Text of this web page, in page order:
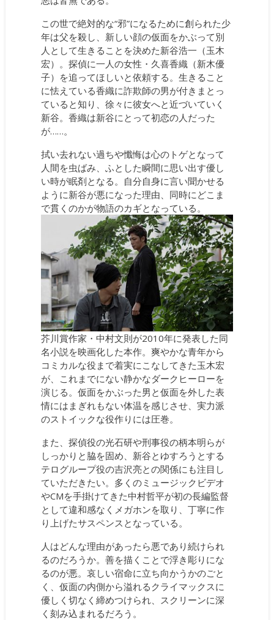
この世で絶対的な“邪”になるために創られた少
年は父を殺し、新しい顔の仮面をかぶって別
人として生きることを決めた新谷浩一（玉木
宏）。探偵に一人の女性・久喜香織（新木優
子）を追ってほしいと依頼する。生きること
に怯えている香織に詐欺師の男が付きまとっ
ていると知り、徐々に彼女へと近づいていく
新谷。香織は新谷にとって初恋の人だった
が……。
拭い去れない過ちや懺悔は心のトゲとなって
人間を虫ばみ、ふとした瞬間に思い出す優し
い時が眠剤となる。自分自身に言い聞かせる
ように新谷が悪になった理由、同時にどこま
で貫くのかが物語のカギとなっている。
芥川賞作家・中村文則が2010年に発表した同
名小説を映画化した本作。爽やかな青年から
コミカルな役まで着実にこなしてきた玉木宏
が、これまでにない静かなダークヒーローを
演じる。仮面をかぶった男と仮面を外した表
情にはまぎれもない体温を感じさせ、実力派
のストイックな役作りには圧巻。
また、探偵役の光石研や刑事役の柄本明らが
しっかりと脇を固め、新谷とゆすろうとする
テログループ役の吉沢亮との関係にも注目し
ていただきたい。多くのミュージックビデオ
やCMを手掛けてきた中村哲平が初の長編監督
として違和感なくメガホンを取り、丁寧に作
り上げたサスペンスとなっている。
人はどんな理由があったら悪であり続けられ
るのだろうか。善を描くことで浮き彫りにな
るのが悪。哀しい宿命に立ち向かうかのごと
く、仮面の内側から溢れるクライマックスに
優しく切なく締めつけられ、スクリーンに深
く刻み込まれるだろう。